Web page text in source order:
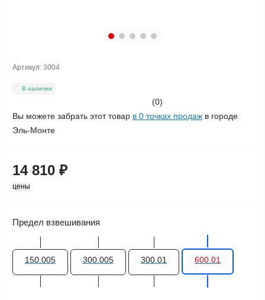
Артикул: 3004
В наличии
(0)
Вы можете забрать этот товар в 0 точках продаж в городе
Эль-Монте
14 810 ₽
цены
Предел взвешивания
150.005 300.005 300.01 600.01